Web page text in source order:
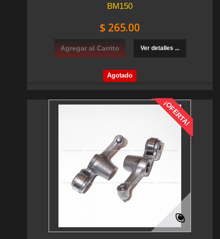
BM150
$ 265.00
Agregar al Carrito Ver detalles ...
Agotado
¡OFERTA!